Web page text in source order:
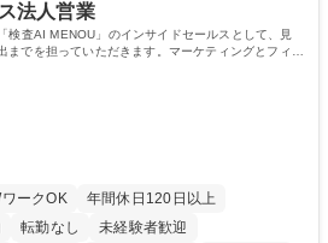
法人営業
検査AI MENOU」のインサイドセールスとして、見
でを担っていただきます。マーケティングとフィー
ークOK
年間休日120日以上
転勤なし 未経験者歓迎